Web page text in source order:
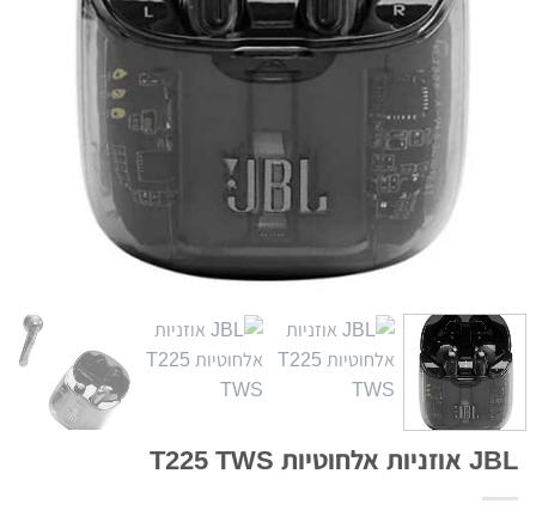
JBL אוזניות אלחוטיות T225 TWS